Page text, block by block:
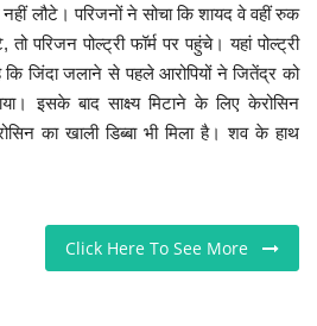
लौटे। परिजनों ने सोचा कि शायद वे वहीं रुक
परिजन पोल्ट्री फॉर्म पर पहुंचे। यहां पोल्ट्री
जिंदा जलाने से पहले आरोपियों ने जितेंद्र को
इसके बाद साक्ष्य मिटाने के लिए केरोसिन
का खाली डिब्बा भी मिला है। शव के हाथ
Click Here To See More